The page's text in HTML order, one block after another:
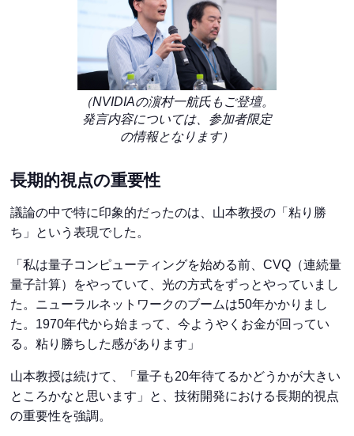
（NVIDIAの濵村一航氏もご登壇。
発言内容については、参加者限定
の情報となります）
長期的視点の重要性
議論の中で特に印象的だったのは、山本教授の「粘り勝
ち」という表現でした。
「私は量子コンピューティングを始める前、CVQ（連続量
量子計算）をやっていて、光の方式をずっとやっていまし
た。ニューラルネットワークのブームは50年かかりまし
た。1970年代から始まって、今ようやくお金が回ってい
る。粘り勝ちした感があります」
山本教授は続けて、「量子も20年待てるかどうかが大きい
ところかなと思います」と、技術開発における長期的視点
の重要性を強調。